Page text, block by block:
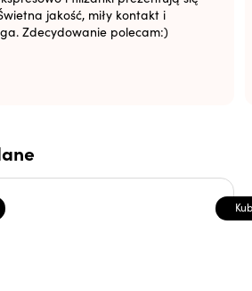
jakość, miły kontakt i
Zdecydowanie polecam:)